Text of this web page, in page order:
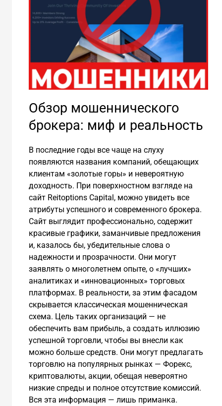
Обзор мошеннического
брокера: миф и реальность
В последние годы все чаще на слуху
появляются названия компаний, обещающих
клиентам «золотые горы» и невероятную
доходность. При поверхностном взгляде на
сайт Reitoptions Capital, можно увидеть все
атрибуты успешного и современного брокера.
Сайт выглядит профессионально, содержит
красивые графики, заманчивые предложения
и, казалось бы, убедительные слова о
надежности и прозрачности. Они могут
заявлять о многолетнем опыте, о «лучших»
аналитиках и «инновационных» торговых
платформах. В реальности, за этим фасадом
скрывается классическая мошенническая
схема. Цель таких организаций — не
обеспечить вам прибыль, а создать иллюзию
успешной торговли, чтобы вы внесли как
можно больше средств. Они могут предлагать
торговлю на популярных рынках — Форекс,
криптовалюты, акции, обещая невероятно
низкие спреды и полное отсутствие комиссий.
Вся эта информация — лишь приманка.